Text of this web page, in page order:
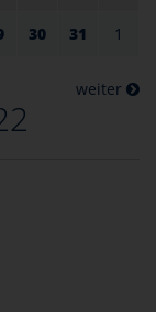
30 31 1
weiter